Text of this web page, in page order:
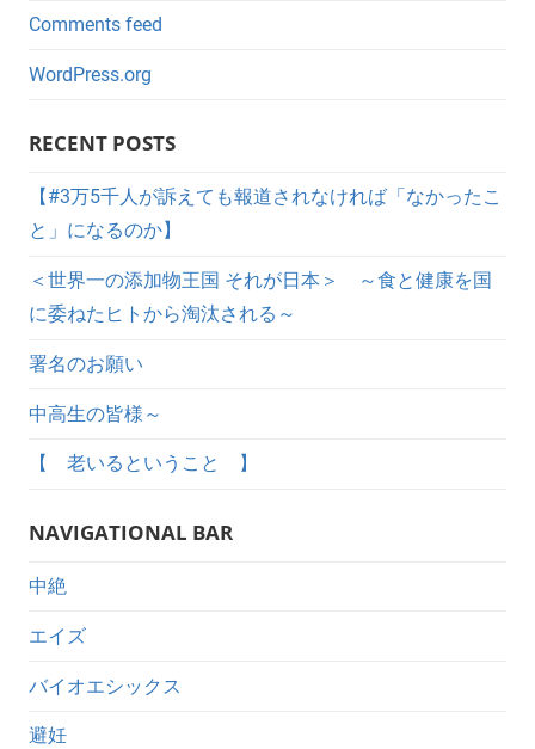
Comments feed
WordPress.org
RECENT POSTS
【#3万5千人が訴えても報道されなければ「なかったこ
と」になるのか】
＜世界一の添加物王国 それが日本＞ ～食と健康を国
に委ねたヒトから淘汰される～
署名のお願い
中高生の皆様～
【 老いるということ 】
NAVIGATIONAL BAR
中絶
エイズ
バイオエシックス
避妊